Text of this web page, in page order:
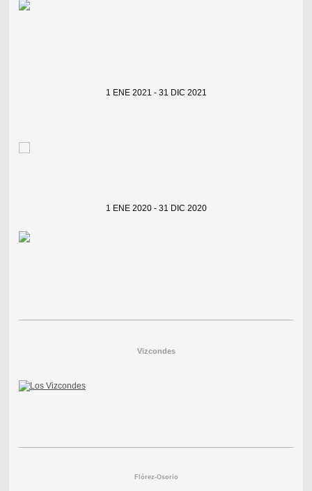
1 ENE 2021 - 31 DIC 2021
1 ENE 2020 - 31 DIC 2020
Vizcondes
Flórez-Osorio